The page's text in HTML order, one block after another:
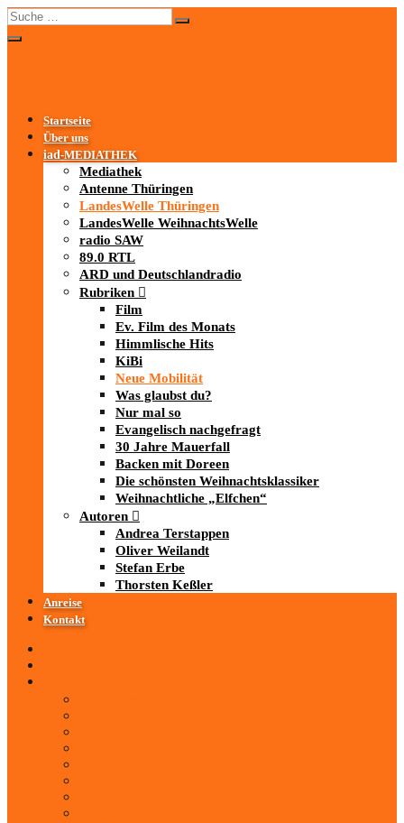
Startseite
Über uns
iad-MEDIATHEK
Mediathek
Antenne Thüringen
LandesWelle Thüringen
LandesWelle WeihnachtsWelle
radio SAW
89.0 RTL
ARD und Deutschlandradio
Rubriken
Film
Ev. Film des Monats
Himmlische Hits
KiBi
Neue Mobilität
Was glaubst du?
Nur mal so
Evangelisch nachgefragt
30 Jahre Mauerfall
Backen mit Doreen
Die schönsten Weihnachtsklassiker
Weihnachtliche „Elfchen“
Autoren
Andrea Terstappen
Oliver Weilandt
Stefan Erbe
Thorsten Keßler
Anreise
Kontakt